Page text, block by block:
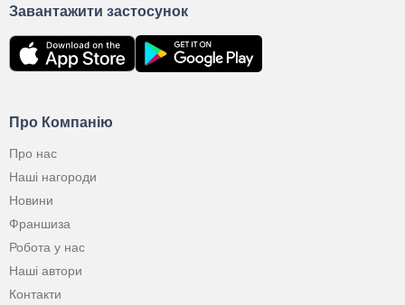
Про Компанію
Про нас
Наші нагороди
Новини
Франшиза
Робота у нас
Наші автори
Контакти
Завантажити застосунок